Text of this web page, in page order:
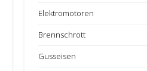
Elektromotoren
Brennschrott
Gusseisen